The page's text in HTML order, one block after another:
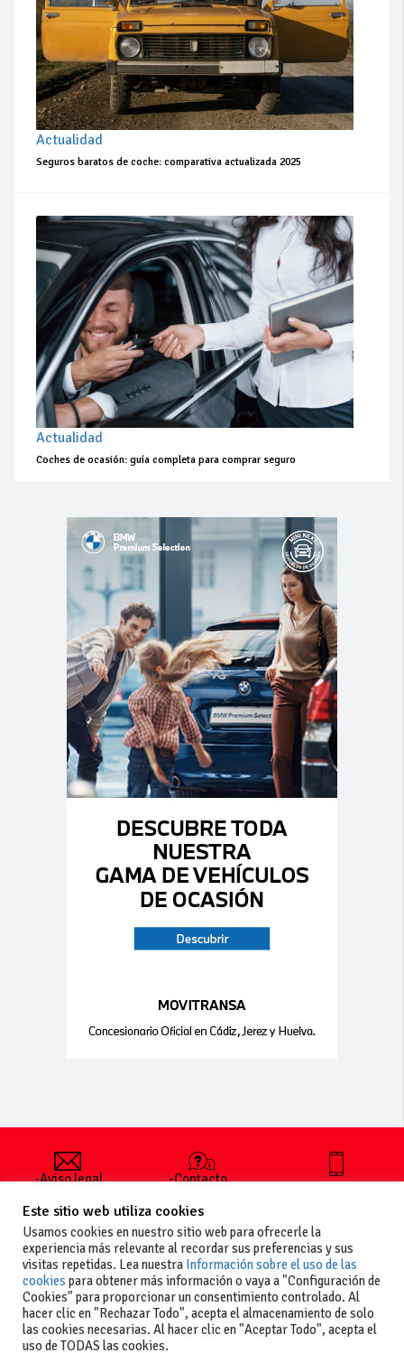
Actualidad
Seguros baratos de coche: comparativa actualizada 2025
Actualidad
Coches de ocasión: guía completa para comprar seguro
-Aviso legal
generales
de uso
-Política de
privacidad
-Política de
cookies
-Contacto
publicar un
anuncio
-Vende+
+34 627 35
Este sitio web utiliza cookies
Usamos cookies en nuestro sitio web para ofrecerle la
experiencia más relevante al recordar sus preferencias y sus
visitas repetidas. Lea nuestra Información sobre el uso de las
cookies para obtener más información o vaya a "Configuración de
Cookies" para proporcionar un consentimiento controlado. Al
hacer clic en "Rechazar Todo", acepta el almacenamiento de solo
las cookies necesarias. Al hacer clic en "Aceptar Todo", acepta el
uso de TODAS las cookies.